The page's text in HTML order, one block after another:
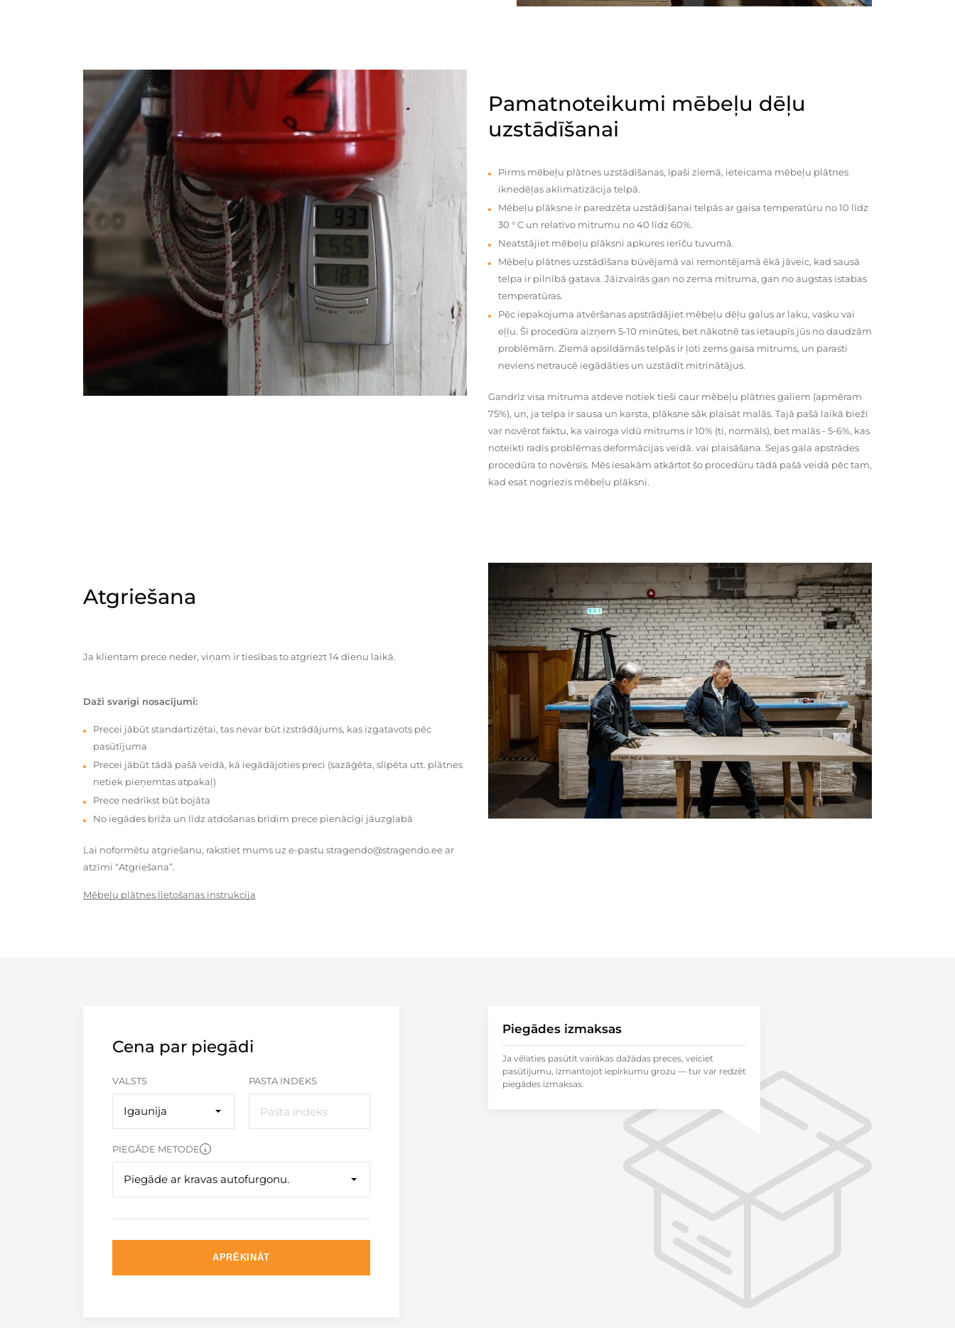
Pamatnoteikumi mēbeļu dēļu
uzstādīšanai
Pirms mēbeļu plātnes uzstādīšanas, īpaši ziemā, ieteicama mēbeļu plātnes
iknedēļas aklimatizācija telpā.
Mēbeļu plāksne ir paredzēta uzstādīšanai telpās ar gaisa temperatūru no 10 līdz
30 ° C un relatīvo mitrumu no 40 līdz 60%.
Neatstājiet mēbeļu plāksni apkures ierīču tuvumā.
Mēbeļu plātnes uzstādīšana būvējamā vai remontējamā ēkā jāveic, kad sausā
telpa ir pilnībā gatava. Jāizvairās gan no zema mitruma, gan no augstas istabas
temperatūras.
Pēc iepakojuma atvēršanas apstrādājiet mēbeļu dēļu galus ar laku, vasku vai
eļļu. Šī procedūra aizņem 5-10 minūtes, bet nākotnē tas ietaupīs jūs no daudzām
problēmām. Ziemā apsildāmās telpās ir ļoti zems gaisa mitrums, un parasti
neviens netraucē iegādāties un uzstādīt mitrinātājus.
Gandrīz visa mitruma atdeve notiek tieši caur mēbeļu plātnes galiem (apmēram
75%), un, ja telpa ir sausa un karsta, plāksne sāk plaisāt malās. Tajā pašā laikā bieži
var novērot faktu, ka vairoga vidū mitrums ir 10% (ti, normāls), bet malās - 5-6%, kas
noteikti radīs problēmas deformācijas veidā. vai plaisāšana. Sejas gala apstrādes
procedūra to novērsīs. Mēs iesakām atkārtot šo procedūru tādā pašā veidā pēc tam,
kad esat nogriezis mēbeļu plāksni.
Atgriešana
Ja klientam prece neder, viņam ir tiesības to atgriezt 14 dienu laikā.
Daži svarīgi nosacījumi:
Precei jābūt standartizētai, tas nevar būt izstrādājums, kas izgatavots pēc
pasūtījuma
Precei jābūt tādā pašā veidā, kā iegādājoties preci (sazāģēta, slīpēta utt. plātnes
netiek pieņemtas atpakaļ)
Prece nedrīkst būt bojāta
No iegādes brīža un līdz atdošanas brīdim prece pienācīgi jāuzglabā
Lai noformētu atgriešanu, rakstiet mums uz e-pastu stragendo@stragendo.ee ar
atzīmi “Atgriešana”.
Mēbeļu plātnes lietošanas instrukcija
Cena par piegādi
VALSTS
Igaunija
PASTA INDEKS
PIEGĀDE METODE
Piegāde ar kravas autofurgonu.
APRĒĶINĀT
Piegādes izmaksas
Ja vēlaties pasūtīt vairākas dažādas preces, veiciet
pasūtījumu, izmantojot iepirkumu grozu — tur var redzēt
piegādes izmaksas.